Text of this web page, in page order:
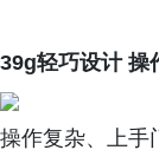
39g轻巧设计 操
操作复杂、上手